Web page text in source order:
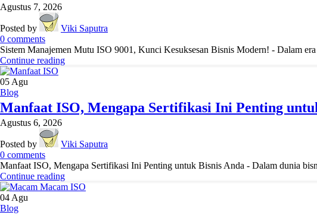
Agustus 7, 2026
Posted by
Viki Saputra
0 comments
Sistem Manajemen Mutu ISO 9001, Kunci Kesuksesan Bisnis Modern! - Dalam
Continue reading
05 Agu
Blog
Manfaat ISO, Mengapa Sertifikasi Ini Penting
Agustus 6, 2026
Posted by
Viki Saputra
0 comments
Manfaat ISO, Mengapa Sertifikasi Ini Penting untuk Bisnis Anda - Dalam dunia
Continue reading
04 Agu
Blog